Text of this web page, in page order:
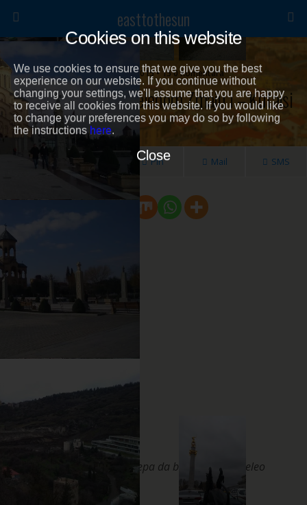
Cookies on this website
We use cookies to ensure that we give you the best
experience on our website. If you continue without
changing your settings, we'll assume that you are happy
to receive all cookies from this website. If you would like
to change your preferences you may do so by following
the instructions here.
Close
easttothesun
8 Decembra, 2015 • 15 0 Komentara
Kavkaz Ili Priča O Zelenom Zmaju I – Kutaisi
Share Pin Mail SMS
Zemlja im je toliko lepa da bi i stranac poželeo
da pogine za nju